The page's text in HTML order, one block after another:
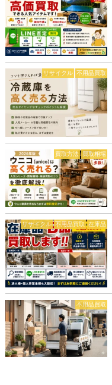
リサイクル 不用品買取
買取方法 買取相場
リサイクル 不用品買取 在庫品
不用品買取